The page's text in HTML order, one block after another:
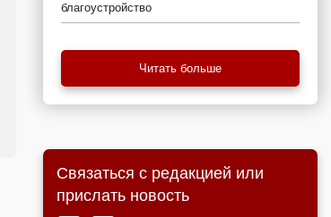
благоустройство
Читать больше
Связаться с редакцией или
прислать новость